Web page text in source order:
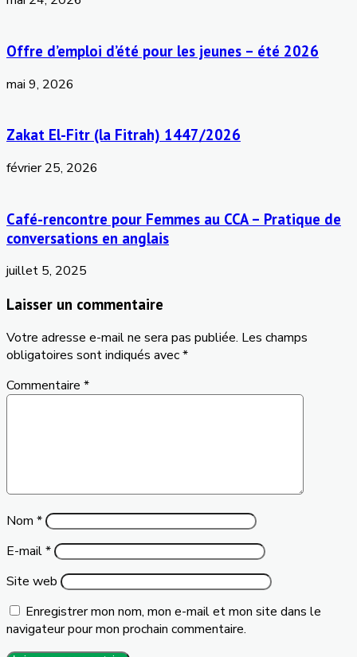
Offre d’emploi d’été pour les jeunes – été 2026
mai 9, 2026
Zakat El-Fitr (la Fitrah) 1447/2026
février 25, 2026
Café-rencontre pour Femmes au CCA – Pratique de
conversations en anglais
juillet 5, 2025
Laisser un commentaire
Votre adresse e-mail ne sera pas publiée. Les champs
obligatoires sont indiqués avec*
Commentaire *
Nom *
E-mail*
Site web
Enregistrer mon nom, mon e-mail et mon site dans le
navigateur pour mon prochain commentaire.